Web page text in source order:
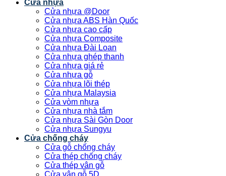
Cửa nhựa
Cửa nhựa @Door
Cửa nhựa ABS Hàn Quốc
Cửa nhựa cao cấp
Cửa nhựa Composite
Cửa nhựa Đài Loan
Cửa nhựa ghép thanh
Cửa nhựa giá rẻ
Cửa nhựa gỗ
Cửa nhựa lõi thép
Cửa nhựa Malaysia
Cửa vòm nhựa
Cửa nhựa nhà tắm
Cửa nhựa Sài Gòn Door
Cửa nhựa Sungyu
Cửa chống cháy
Cửa gỗ chống cháy
Cửa thép chống cháy
Cửa thép vân gỗ
Cửa vân gỗ 5D